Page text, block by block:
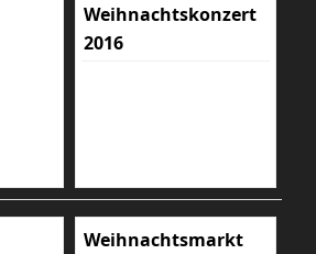
Weihnachtskonzert
2016
Weihnachtsmarkt